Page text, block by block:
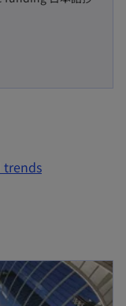
trends
新しいタブで開く